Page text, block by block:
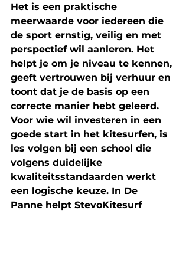
Het is een praktische
meerwaarde voor iedereen die
de sport ernstig, veilig en met
perspectief wil aanleren. Het
helpt je om je niveau te kennen,
geeft vertrouwen bij verhuur en
toont dat je de basis op een
correcte manier hebt geleerd.
Voor wie wil investeren in een
goede start in het kitesurfen, is
les volgen bij een school die
volgens duidelijke
kwaliteitsstandaarden werkt
een logische keuze. In De
Panne helpt StevoKitesurf